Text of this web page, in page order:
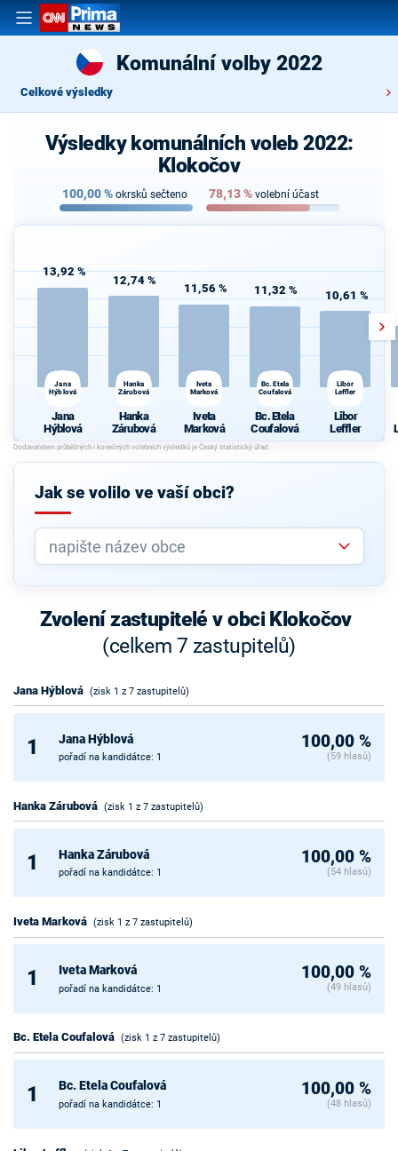
Komunální volby 2022
Celkové výsledky
Výsledky komunálních voleb 2022:
Klokočov
100,00% okrsků sečteno 78,13% volební účast
13,92 %
Jana
Hýblová
Jana
Hýblová
12,74 %
Hanka
Zárubová
Hanka
Zárubová
11,56 %
Iveta
Marková
Iveta
Marková
11,32 %
Bc. Etela
Coufalová
Bc. Etela
Coufalová
10,61 %
Libor
Leffler
Libor
Leffler
Jak se volilo ve vaší obci?
Zvolení zastupitelé v obci Klokočov
(celkem 7 zastupitelů)
Jana Hýblová (zisk 1 z 7 zastupitelů)
1 Jana Hýblová
pořadí na kandidátce: 1
100,00 %
(59 hlasů)
Hanka Zárubová (zisk 1 z 7 zastupitelů)
1 Hanka Zárubová
pořadí na kandidátce: 1
100,00 %
(54 hlasů)
Iveta Marková (zisk 1 z 7 zastupitelů)
1 Iveta Marková
pořadí na kandidátce: 1
100,00 %
(49 hlasů)
Bc. Etela Coufalová (zisk 1 z 7 zastupitelů)
1 Bc. Etela Coufalová
pořadí na kandidátce: 1
100,00 %
(48 hlasů)